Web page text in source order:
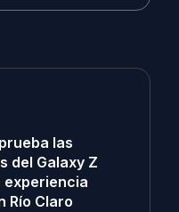
las
del Galaxy Z
experiencia
Río Claro